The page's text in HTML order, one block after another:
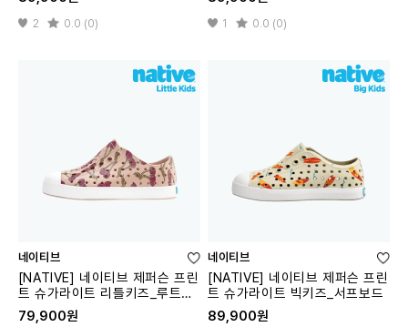
2 0.0 (0) 1 0.0 (0)
네이티브
[NATIVE] 네이티브 제퍼슨 프린
트 슈가라이트 리틀키즈_루트체
리
79,900원
네이티브
[NATIVE] 네이티브 제퍼슨 프린
트 슈가라이트 빅키즈_서프보드
89,900원